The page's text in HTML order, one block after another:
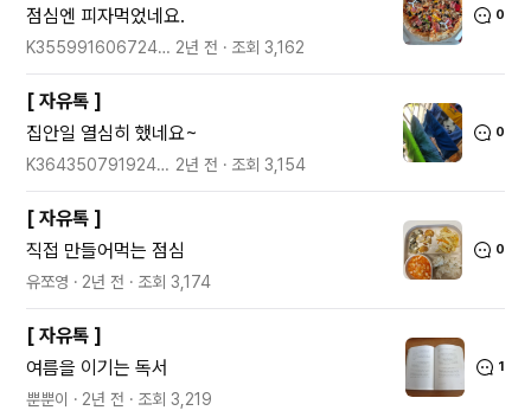
점심엔 피자먹었네요.
K35599160672406180845 2년 전 조회3,162
0
[자유톡 ]
집안일 열심히 했네요~
K36435079192407301248 2년 전 조회3,154
0
[자유톡 ]
직접 만들어먹는 점심
유쪼영 2년 전 조회3,174
0
[자유톡 ]
여름을 이기는 독서
뿐뿐이 2년 전 조회3,219
1